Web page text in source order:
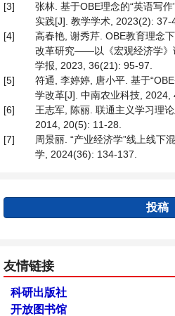
[3]
张林. 基于OBE理念的“英语写
实践[J]. 教学学术, 2023(2): 37-
[4]
高春艳, 谢秀芹. OBE教育理念
改革研究——以《宏观经济学》
学报, 2023, 36(21): 95-97.
[5]
符通, 李婷婷, 唐小平. 基于
学改革[J]. 中南农业科技, 2024,
[6]
王志军, 陈丽. 联通主义学习理
2014, 20(5): 11-28.
[7]
周景丽. “产业经济学”线上线下
学, 2024(36): 134-137.
投稿
友情链接
科研出版社
开放图书馆